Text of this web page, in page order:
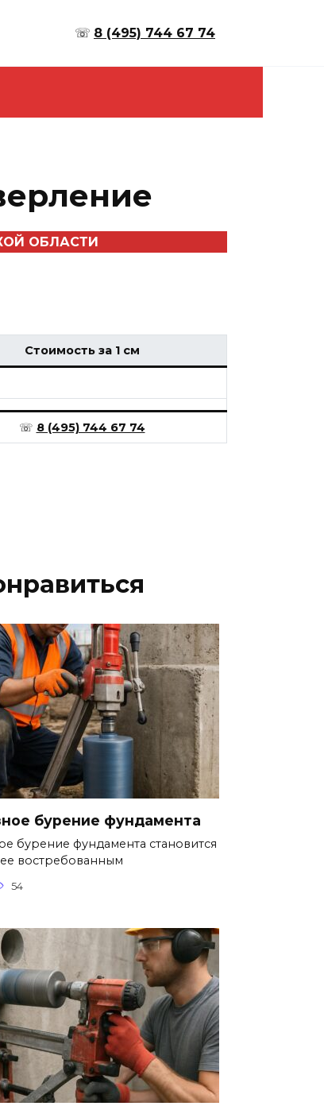
☏ 8 (495) 744 67 74
ОБЛАСТИ
Стоимость за 1 см
☏ 8 (495) 744 67 74
бурение фундамента
бурение фундамента становится
востребованным
54